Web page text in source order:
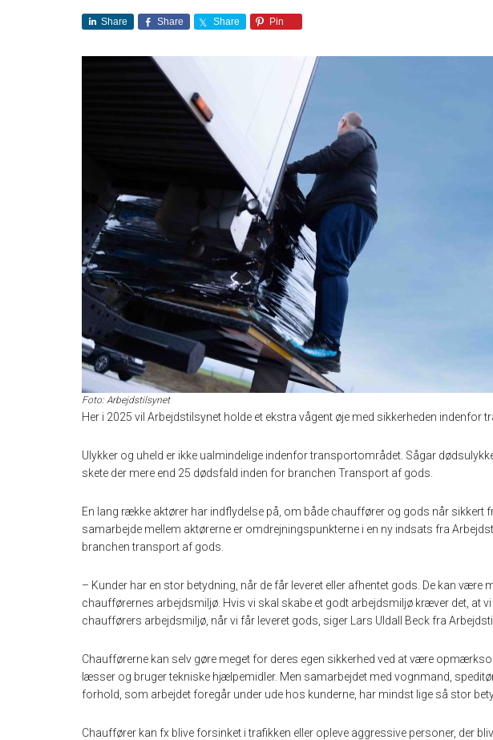
Share Share Share Pin
Foto: Arbejdstilsynet
Her i 2025 vil Arbejdstilsynet holde et ekstra vågent øje med sikkerheden indenfor
Ulykker og uheld er ikke ualmindelige indenfor transportområdet. Sågar
skete der mere end 25 dødsfald inden for branchen Transport af gods.
En lang række aktører har indflydelse på, om både chauffører og gods når sikkert
samarbejde mellem aktørerne er omdrejningspunkterne i en ny indsats fra
branchen transport af gods.
– Kunder har en stor betydning, når de får leveret eller afhentet gods. De kan være
chaufførernes arbejdsmiljø. Hvis vi skal skabe et godt arbejdsmiljø kræver det, at
chaufførers arbejdsmiljø, når vi får leveret gods, siger Lars Uldall Beck fra
Chaufførerne kan selv gøre meget for deres egen sikkerhed ved at være
læsser og bruger tekniske hjælpemidler. Men samarbejdet med vognmand,
forhold, som arbejdet foregår under ude hos kunderne, har mindst lige så stor
Chauffører kan fx blive forsinket i trafikken eller opleve aggressive personer, der